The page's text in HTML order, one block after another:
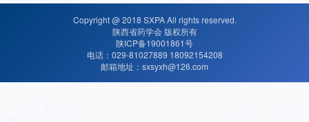
Copyright @ 2018 SXPA All rights reserved.
陕西省药学会 版权所有
陕ICP备19001861号
电话：029-81027889 18092154208
邮箱地址：sxsyxh@126.com